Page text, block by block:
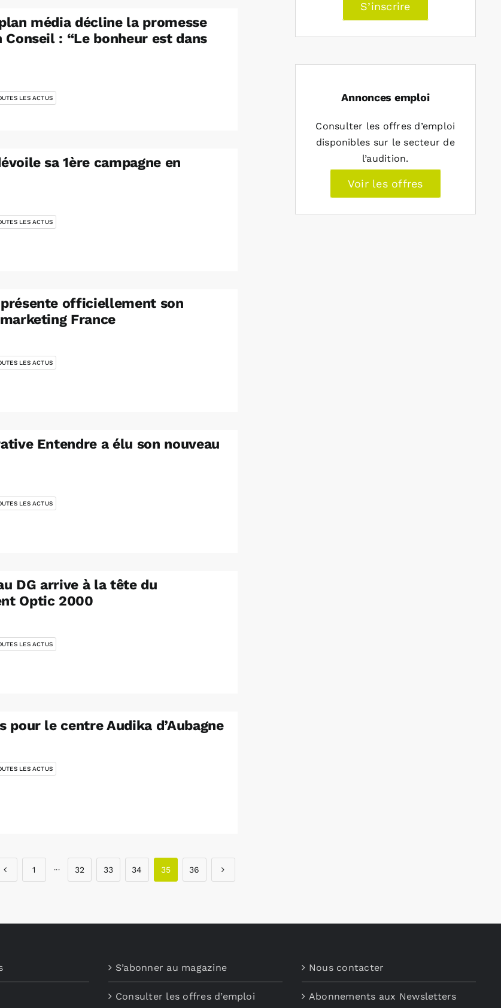
média décline la promesse
Conseil : “Le bonheur est dans
LES ACTUS
sa 1ère campagne en
LES ACTUS
officiellement son
France
LES ACTUS
Entendre a élu son nouveau
LES ACTUS
DG arrive à la tête du
Optic 2000
LES ACTUS
pour le centre Audika d’Aubagne
LES ACTUS
1 ··· 32 33 34 35 36
S’inscrire
Annonces emploi
Consulter les offres d’emploi
disponibles sur le secteur de
l’audition.
Voir les offres
S’abonner au magazine
Consulter les offres d’emploi
Nous contacter
Abonnements aux Newsletters